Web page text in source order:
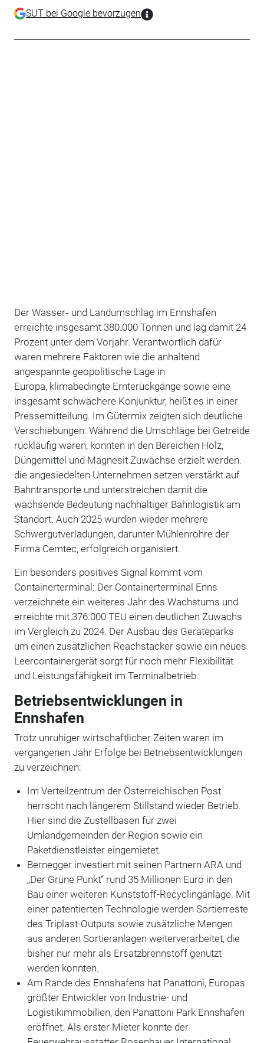
SUT bei Google bevorzugen
Der Wasser‑ und Landumschlag im Ennshafen
erreichte insgesamt 380.000 Tonnen und lag damit 24
Prozent unter dem Vorjahr. Verantwortlich dafür
waren mehrere Faktoren wie die anhaltend
angespannte geopolitische Lage in
Europa, klimabedingte Ernterückgänge sowie eine
insgesamt schwächere Konjunktur, heißt es in einer
Pressemitteilung. Im Gütermix zeigten sich deutliche
Verschiebungen: Während die Umschläge bei Getreide
rückläufig waren, konnten in den Bereichen Holz,
Düngemittel und Magnesit Zuwächse erzielt werden.
die angesiedelten Unternehmen setzen verstärkt auf
Bahntransporte und unterstreichen damit die
wachsende Bedeutung nachhaltiger Bahnlogistik am
Standort. Auch 2025 wurden wieder mehrere
Schwergutverladungen, darunter Mühlenrohre der
Firma Cemtec, erfolgreich organisiert.
Ein besonders positives Signal kommt vom
Containerterminal: Der Containerterminal Enns
verzeichnete ein weiteres Jahr des Wachstums und
erreichte mit 376.000 TEU einen deutlichen Zuwachs
im Vergleich zu 2024. Der Ausbau des Geräteparks
um einen zusätzlichen Reachstacker sowie ein neues
Leercontainergerät sorgt für noch mehr Flexibilität
und Leistungsfähigkeit im Terminalbetrieb.
Betriebsentwicklungen in
Ennshafen
Trotz unruhiger wirtschaftlicher Zeiten waren im
vergangenen Jahr Erfolge bei Betriebsentwicklungen
zu verzeichnen:
Im Verteilzentrum der Österreichischen Post
herrscht nach längerem Stillstand wieder Betrieb.
Hier sind die Zustellbasen für zwei
Umlandgemeinden der Region sowie ein
Paketdienstleister eingemietet.
Bernegger investiert mit seinen Partnern ARA und
„Der Grüne Punkt“ rund 35 Millionen Euro in den
Bau einer weiteren Kunststoff-Recyclinganlage. Mit
einer patentierten Technologie werden Sortierreste
des Triplast-Outputs sowie zusätzliche Mengen
aus anderen Sortieranlagen weiterverarbeitet, die
bisher nur mehr als Ersatzbrennstoff genutzt
werden konnten.
Am Rande des Ennshafens hat Panattoni, Europas
größter Entwickler von Industrie- und
Logistikimmobilien, den Panattoni Park Ennshafen
eröffnet. Als erster Mieter konnte der